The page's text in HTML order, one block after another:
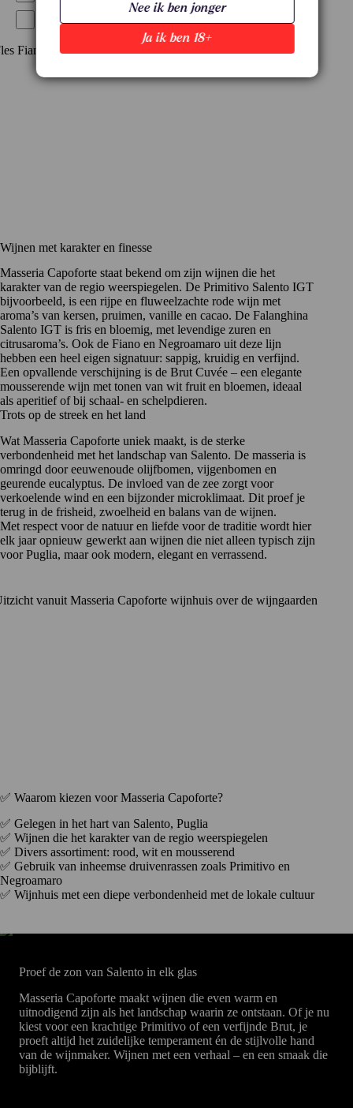
€€€€
Wijnen met karakter en finesse
Masseria Capoforte staat bekend om zijn wijnen die het
karakter van de regio weerspiegelen. De Primitivo Salento IGT
bijvoorbeeld, is een rijpe en fluweelzachte rode wijn met
aroma’s van kersen, pruimen, vanille en cacao. De Falanghina
Salento IGT is fris en bloemig, met levendige zuren en
citrusaroma’s. Ook de Fiano en Negroamaro uit deze lijn
hebben een heel eigen signatuur: sappig, kruidig en verfijnd.
Een opvallende verschijning is de Brut Cuvée – een elegante
mousserende wijn met tonen van wit fruit en bloemen, ideaal
als aperitief of bij schaal- en schelpdieren.
Trots op de streek en het land
Wat Masseria Capoforte uniek maakt, is de sterke
verbondenheid met het landschap van Salento. De masseria is
omringd door eeuwenoude olijfbomen, vijgenbomen en
geurende eucalyptus. De invloed van de zee zorgt voor
verkoelende wind en een bijzonder microklimaat. Dit proef je
terug in de frisheid, zwoelheid en balans van de wijnen.
Met respect voor de natuur en liefde voor de traditie wordt hier
elk jaar opnieuw gewerkt aan wijnen die niet alleen typisch zijn
voor Puglia, maar ook modern, elegant en verrassend.
✅ Waarom kiezen voor Masseria Capoforte?
✅ Gelegen in het hart van Salento, Puglia
✅ Wijnen die het karakter van de regio weerspiegelen
✅ Divers assortiment: rood, wit en mousserend
✅ Gebruik van inheemse druivenrassen zoals Primitivo en
Negroamaro
✅ Wijnhuis met een diepe verbondenheid met de lokale cultuur
Proef de zon van Salento in elk glas
Masseria Capoforte maakt wijnen die even warm en
uitnodigend zijn als het landschap waarin ze ontstaan. Of je nu
kiest voor een krachtige Primitivo of een verfijnde Brut, je
proeft altijd het zuidelijke temperament én de stijlvolle hand
van de wijnmaker. Wijnen met een verhaal – en een smaak die
bijblijft.
Ja ik ben 18+
Nee ik ben jonger